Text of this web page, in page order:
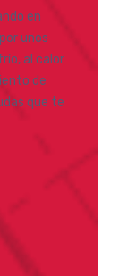
en
unos
al calor
de
que te